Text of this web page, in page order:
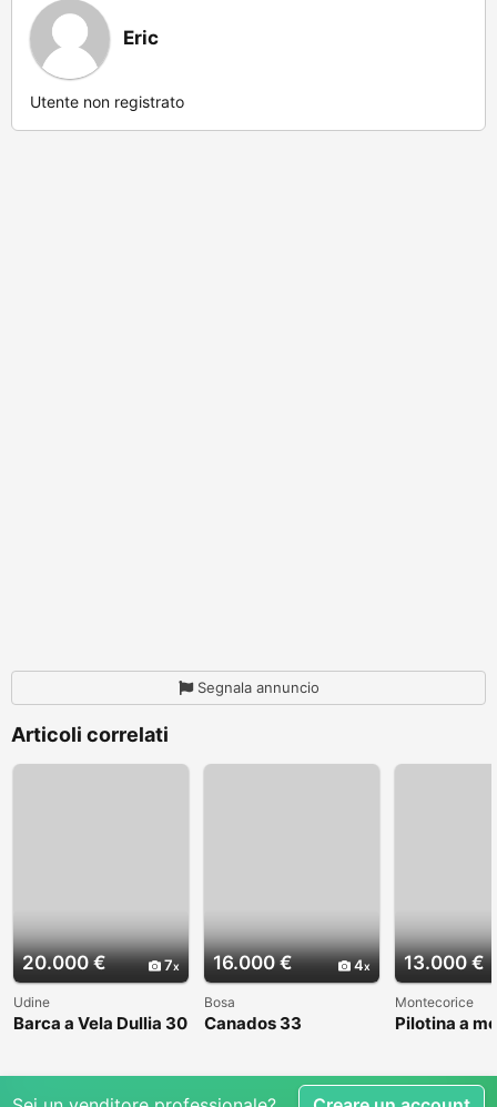
Eric
Utente non registrato
Segnala annuncio
Articoli correlati
20.000 € 7
Udine
Barca a Vela Dullia 30
16.000 € 4
Bosa
Canados 33
13.000 €
Montecorice
Pilotina a